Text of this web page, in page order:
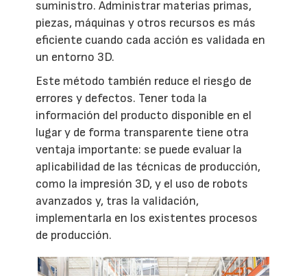
suministro. Administrar materias primas,
piezas, máquinas y otros recursos es más
eficiente cuando cada acción es validada en
un entorno 3D.
Este método también reduce el riesgo de
errores y defectos. Tener toda la
información del producto disponible en el
lugar y de forma transparente tiene otra
ventaja importante: se puede evaluar la
aplicabilidad de las técnicas de producción,
como la impresión 3D, y el uso de robots
avanzados y, tras la validación,
implementarla en los existentes procesos
de producción.